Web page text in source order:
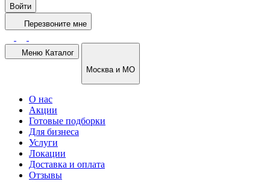
Войти
Перезвоните мне
Меню Каталог
Москва и МО
О нас
Акции
Готовые подборки
Для бизнеса
Услуги
Локации
Доставка и оплата
Отзывы